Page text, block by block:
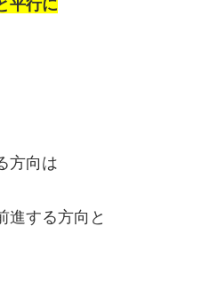
平行に
方向は
進する方向と